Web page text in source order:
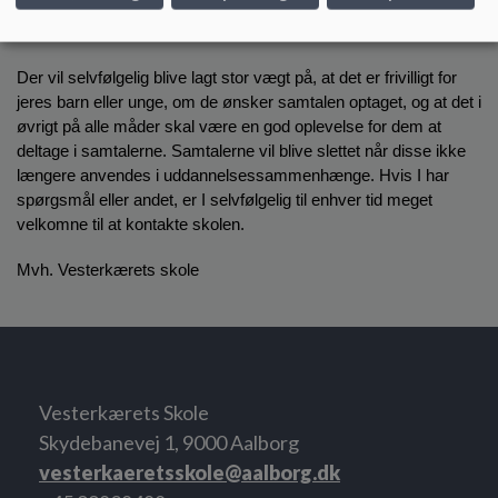
der elevens fortællinger, der inddrages i problemløsningen. Men
Der vil selvfølgelig blive lagt stor vægt på, at det er frivilligt for
jeres barn eller unge, om de ønsker samtalen optaget, og at det i
øvrigt på alle måder skal være en god oplevelse for dem at
deltage i samtalerne. Samtalerne vil blive slettet når disse ikke
længere anvendes i uddannelsessammenhænge. Hvis I har
spørgsmål eller andet, er I selvfølgelig til enhver tid meget
velkomne til at kontakte skolen.
Mvh. Vesterkærets skole
Vesterkærets Skole
Skydebanevej 1, 9000 Aalborg
vesterkaeretsskole@aalborg.dk